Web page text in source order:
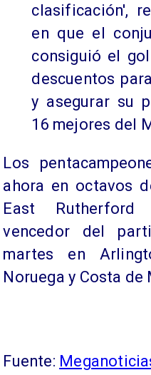
clasificación',
en que el
consiguió el
descuentos
y asegurar su
16 mejores del
Los
ahora en octavos
East
vencedor del
martes en
Noruega y Costa de
Fuente: